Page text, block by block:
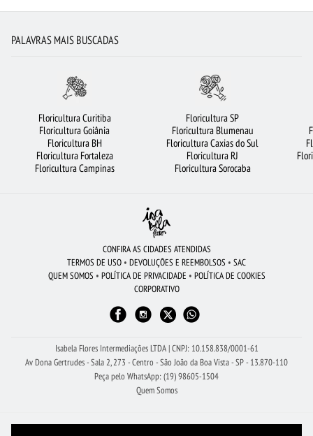
FLORICULTURA BRASÍLIA RAMALHETE DE FLORES
FLORICULTURA BARUERI FLORICULTURA BH ROSAS VERMELHAS
BUQUÊ DE 20 ROSAS VERMELHAS BUQUÊ DE 12 ROSAS VERMELHAS
CIDADES MAIS PROCURADAS
FLORES VERMELHAS
FLORICULTURA PORTO ALEGRE ROSAS AMARELAS FLORICULTURA SANTOS
FLORICULTURA RIBEIRÃO PRETO
CESTA DE CAFÉ DA MANHÃ ORQUÍDEAS
PALAVRAS MAIS BUSCADAS
Floricultura Curitiba
Floricultura Goiânia
Floricultura BH
Floricultura Fortaleza
Floricultura Campinas
Floricultura SP
Floricultura Blumenau
Floricultura Caxias do Sul
Floricultura RJ
Floricultura Sorocaba
CONFIRA AS CIDADES ATENDIDAS
TERMOS DE USO • DEVOLUÇÕES E REEMBOLSOS • SAC
QUEM SOMOS • POLÍTICA DE PRIVACIDADE • POLÍTICA DE COOKIES
CORPORATIVO
Isabela Flores Intermediações LTDA | CNPJ: 10.158.838/0001-61
Av Dona Gertrudes - Sala 2, 273 - Centro - São João da Boa Vista - SP - 13.870-110
Peça pelo WhatsApp: (19) 98605-1504
Quem Somos